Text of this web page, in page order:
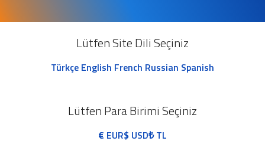
Lütfen Site Dili Seçiniz
Türkçe English French Russian Spanish
Lütfen Para Birimi Seçiniz
€ EUR$ USD₺TL